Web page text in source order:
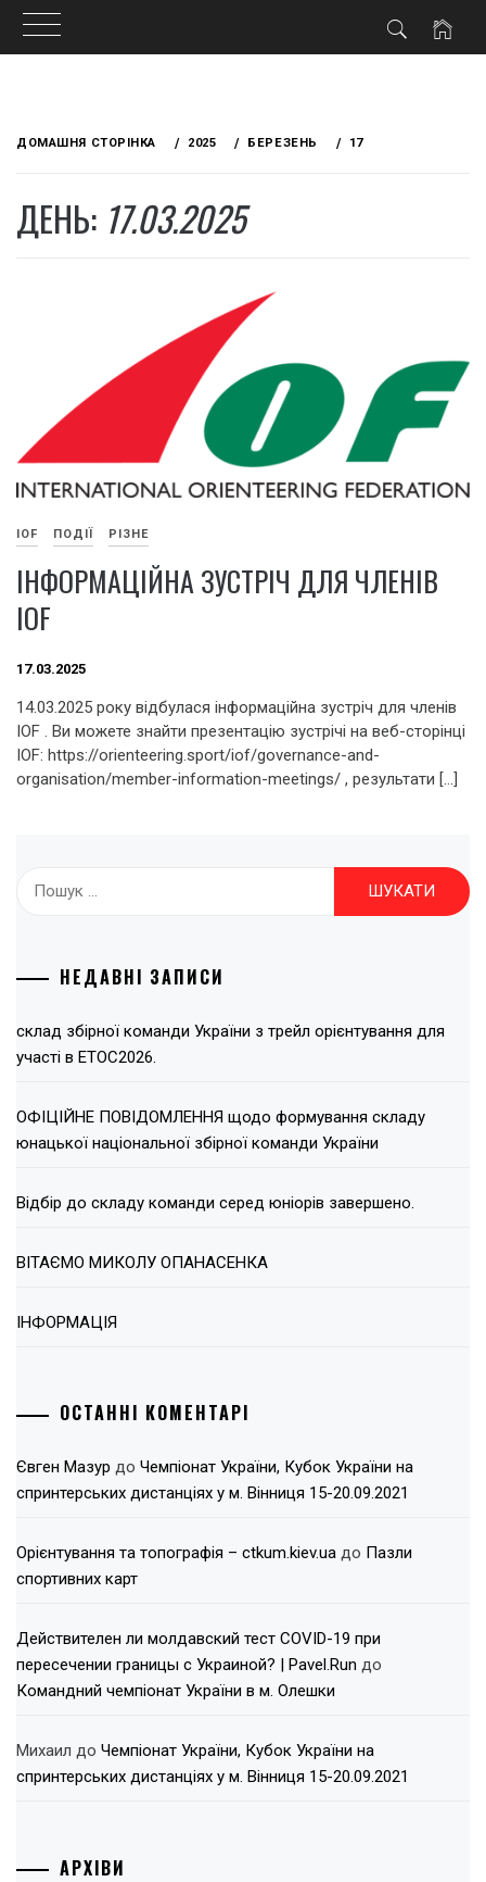
ДОМАШНЯ СТОРІНКА 2025 БЕРЕЗЕНЬ 17
ДЕНЬ: 17.03.2025
IOF ПОДІЇ РІЗНЕ
ІНФОРМАЦІЙНА ЗУСТРІЧ ДЛЯ ЧЛЕНІВ
IOF
17.03.2025
14.03.2025 року відбулася інформаційна зустріч для членів
IOF . Ви можете знайти презентацію зустрічі на веб-сторінці
IOF: https://orienteering.sport/iof/governance-and-
organisation/member-information-meetings/ , результати […]
НЕДАВНІ ЗАПИСИ
склад збірної команди України з трейл орієнтування для
участі в ЕТОС2026.
ОФІЦІЙНЕ ПОВІДОМЛЕННЯ щодо формування складу
юнацької національної збірної команди України
Відбір до складу команди серед юніорів завершено.
ВІТАЄМО МИКОЛУ ОПАНАСЕНКА
ІНФОРМАЦІЯ
ОСТАННІ КОМЕНТАРІ
Євген Мазур до Чемпіонат України, Кубок України на
спринтерських дистанціях у м. Вінниця 15-20.09.2021
Орієнтування та топографія – ctkum.kiev.ua до Пазли
спортивних карт
Действителен ли молдавский тест COVID-19 при
пересечении границы с Украиной? | Pavel.Run до
Командний чемпіонат України в м. Олешки
Михаил до Чемпіонат України, Кубок України на
спринтерських дистанціях у м. Вінниця 15-20.09.2021
АРХІВИ